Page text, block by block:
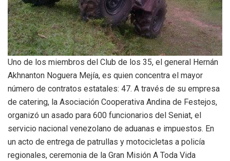
Uno de los miembros del Club de los 35, el general Hernán
Akhnanton Noguera Mejía, es quien concentra el mayor
número de contratos estatales: 47. A través de su empresa
de catering, la Asociación Cooperativa Andina de Festejos,
organizó un asado para 600 funcionarios del Seniat, el
servicio nacional venezolano de aduanas e impuestos. En
un acto de entrega de patrullas y motocicletas a policía
regionales, ceremonia de la Gran Misión A Toda Vida